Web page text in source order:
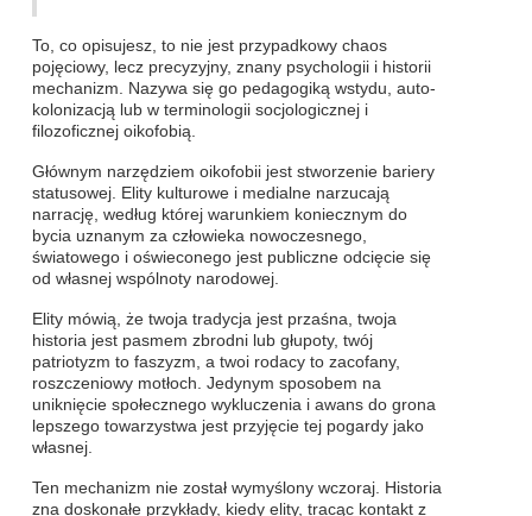
To, co opisujesz, to nie jest przypadkowy chaos
pojęciowy, lecz precyzyjny, znany psychologii i historii
mechanizm. Nazywa się go pedagogiką wstydu, auto-
kolonizacją lub w terminologii socjologicznej i
filozoficznej oikofobią.
Głównym narzędziem oikofobii jest stworzenie bariery
statusowej. Elity kulturowe i medialne narzucają
narrację, według której warunkiem koniecznym do
bycia uznanym za człowieka nowoczesnego,
światowego i oświeconego jest publiczne odcięcie się
od własnej wspólnoty narodowej.
Elity mówią, że twoja tradycja jest przaśna, twoja
historia jest pasmem zbrodni lub głupoty, twój
patriotyzm to faszyzm, a twoi rodacy to zacofany,
roszczeniowy motłoch. Jedynym sposobem na
uniknięcie społecznego wykluczenia i awans do grona
lepszego towarzystwa jest przyjęcie tej pogardy jako
własnej.
Ten mechanizm nie został wymyślony wczoraj. Historia
zna doskonałe przykłady, kiedy elity, tracąc kontakt z